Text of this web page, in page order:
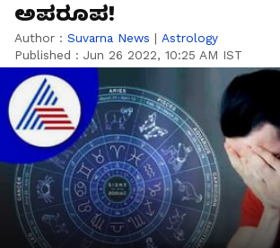
ಅಪರೂಪ!
Author : Suvarna News | Astrology
Published : Jun 26 2022, 10:25 AM IST